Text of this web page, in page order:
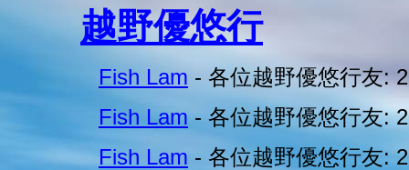
越野優悠行
Fish Lam - 各位越野優悠行友:
Fish Lam- 各位越野優悠行友:
Fish Lam - 各位越野優悠行友: